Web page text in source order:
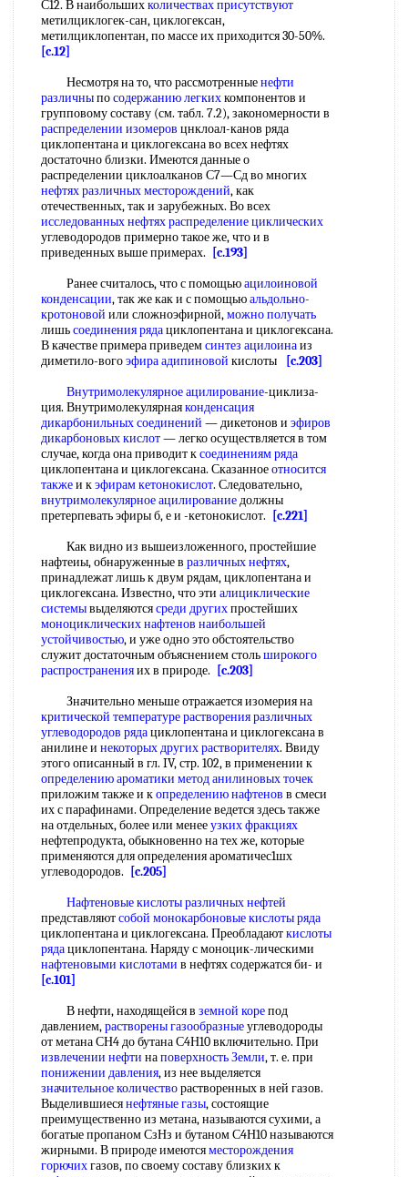
С12. В наибольшихколичествах присутствуют
метилциклогек-сан, циклогексан,
метилциклопентан, по массе их приходится 30-50%.
[c.12]
Несмотря на то, что рассмотренныенефти
различныпосодержанию легкихкомпонентов и
групповому составу (см. табл. 7.2), закономерности в
распределении изомеров цнклоал-канов ряда
циклопентана и циклогексана во всех нефтях
достаточно близки. Имеются данные о
распределении циклоалканов С7—Сд во многих
нефтях различных месторождений, как
отечественных, так и зарубежных. Во всех
исследованных нефтяхраспределение циклических
углеводородов примерно такое же, что и в
приведенных выше примерах.
[c.193]
Ранее считалось, что с помощьюацилоиновой
конденсации, так же как и с помощьюальдольно-
кротоновой или сложноэфирной,можно получать
лишьсоединения рядациклопентана и циклогексана.
В качестве примера приведемсинтез ацилоинаиз
диметило-вогоэфира адипиновой кислоты
[c.203]
Внутримолекулярное ацилирование-циклиза-
ция. Внутримолекулярнаяконденсация
дикарбонильных соединений — дикетонов и эфиров
дикарбоновых кислот— легко осуществляется в том
случае, когда она приводит ксоединениям ряда
циклопентана и циклогексана. Сказанноеотносится
такжеи кэфирам кетонокислот. Следовательно,
внутримолекулярное ацилированиедолжны
претерпевать эфиры б, е и -кетонокислот.
[c.221]
Как видно из вышеизложенного, простейшие
нафтеиы, обнаруженные в различных нефтях,
принадлежат лишь к двум рядам, циклопентана и
циклогексана. Известно, что эти алициклические
системывыделяютсясреди другихпростейших
моноциклических нафтенов наибольшей
устойчивостью, и уже одно это обстоятельство
служит достаточным объяснением стольширокого
распространенияих в природе.
[c.203]
Значительно меньше отражается изомерия на
критической температуре растворенияразличных
углеводородов рядациклопентана и циклогексана в
анилине и некоторых других растворителях. Ввиду
этого описанный в гл. IV, стр. 102, в применении к
определению ароматики метод анилиновых точек
приложим также и копределению нафтенов в смеси
их с парафинами. Определение ведется здесь также
на отдельных, более или менееузких фракциях
нефтепродукта, обыкновенно на тех же, которые
применяются для определения ароматичес1шх
углеводородов.
[c.205]
Нафтеновые кислоты различных нефтей
представляютсобой монокарбоновые кислоты ряда
циклопентана и циклогексана. Преобладаюткислоты
рядациклопентана. Наряду с моноцик-лическими
нафтеновыми кислотами в нефтях содержатся би- и
[c.101]
В нефти, находящейся в земной корепод
давлением,растворены газообразныеуглеводороды
от метана СН4 до бутана С4Н10 включительно. При
извлечении нефти наповерхность Земли, т. е. при
понижении давления, из нее выделяется
значительное количестворастворенных в ней газов.
Выделившиесянефтяные газы, состоящие
преимущественно из метана, называются сухими, а
богатые пропаном СзНз и бутаном С4Н10 называются
жирными. В природе имеютсяместорождения
горючихгазов, по своему составу близких к